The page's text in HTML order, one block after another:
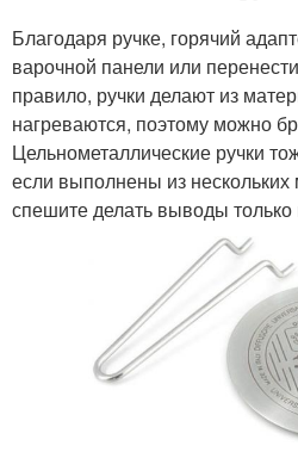
Благодаря ручке, горячий
варочной панели или
правило, ручки делают из
нагреваются, поэтому можно
Цельнометаллические ручки
если выполнены из
спешите делать выводы